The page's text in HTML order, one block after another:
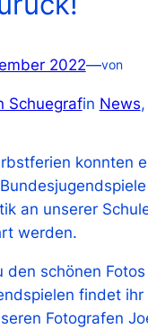
2022—von
Schuegrafin News,
konnten
an unserer
werden.
den schönen
findet
Fotografen